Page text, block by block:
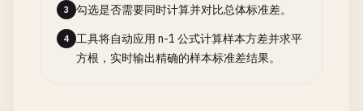
3 勾选是否需要同时计算并对比总体标准差。
4
工具将自动应用 n-1 公式计算样本方差并求平
方根，实时输出精确的样本标准差结果。